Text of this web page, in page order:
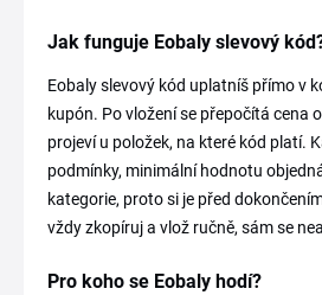
Jak funguje Eobaly slevový
Eobaly slevový kód uplatníš přímo v
kupón. Po vložení se přepočítá cena
projeví u položek, na které kód platí.
podmínky, minimální hodnotu
kategorie, proto si je před
vždy zkopíruj a vlož ručně, sám se
Pro koho se Eobaly hodí?